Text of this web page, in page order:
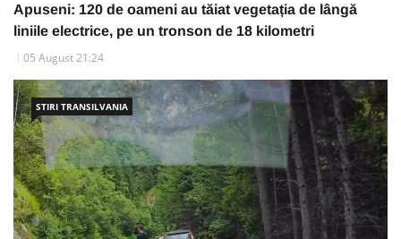
Apuseni: 120 de oameni au tăiat vegetația de lângă
liniile electrice, pe un tronson de 18 kilometri
05 August 21:24
STIRI TRANSILVANIA